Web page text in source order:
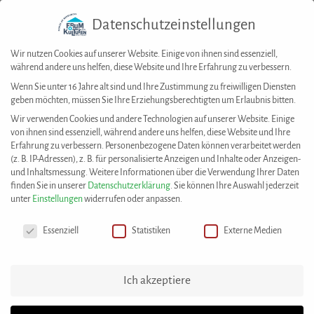
Diskriminierung auf dem Arbeitsmarkt
Diese Best Practice wurde eingereicht von:
WoW – With or Without e. V.
„Im Job zählt…“ – Kampagne gegen
Datenschutzeinstellungen
Wir nutzen Cookies auf unserer Website. Einige von ihnen sind essenziell,
während andere uns helfen, diese Website und Ihre Erfahrung zu verbessern.
Wenn Sie unter 16 Jahre alt sind und Ihre Zustimmung zu freiwilligen Diensten
geben möchten, müssen Sie Ihre Erziehungsberechtigten um Erlaubnis bitten.
Wir verwenden Cookies und andere Technologien auf unserer Website. Einige
von ihnen sind essenziell, während andere uns helfen, diese Website und Ihre
Erfahrung zu verbessern. Personenbezogene Daten können verarbeitet werden
(z. B. IP-Adressen), z. B. für personalisierte Anzeigen und Inhalte oder Anzeigen-
und Inhaltsmessung. Weitere Informationen über die Verwendung Ihrer Daten
finden Sie in unserer Datenschutzerklärung. Sie können Ihre Auswahl jederzeit
unter Einstellungenwiderrufen oder anpassen.
Essenziell
Statistiken Externe Medien
Ich akzeptiere